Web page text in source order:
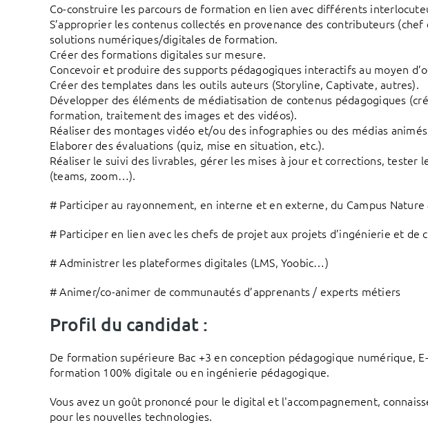
Co-construire les parcours de formation en lien avec différents
S’approprier les contenus collectés en provenance des contributeurs
solutions numériques/digitales de formation.
Créer des formations digitales sur mesure.
Concevoir et produire des supports pédagogiques interactifs au moyen
Créer des templates dans les outils auteurs (Storyline, Captivate, autres).
Développer des éléments de médiatisation de contenus pédagogiques
formation, traitement des images et des vidéos).
Réaliser des montages vidéo et/ou des infographies ou des médias
Elaborer des évaluations (quiz, mise en situation, etc.).
Réaliser le suivi des livrables, gérer les mises à jour et corrections,
(teams, zoom…).
# Participer au rayonnement, en interne et en externe, du Campus Nature
# Participer en lien avec les chefs de projet aux projets d’ingénierie et de
# Administrer les plateformes digitales (LMS, Yoobic…)
# Animer/co-animer de communautés d’apprenants / experts métiers
Profil du candidat :
De formation supérieure Bac +3 en conception pédagogique numérique,
formation 100% digitale ou en ingénierie pédagogique.
Vous avez un goût prononcé pour le digital et l'accompagnement,
pour les nouvelles technologies.